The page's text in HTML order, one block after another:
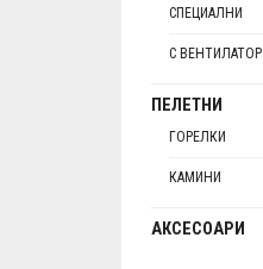
СПЕЦИАЛНИ
С ВЕНТИЛАТОР
ПЕЛЕТНИ
ГОРЕЛКИ
КАМИНИ
АКСЕСОАРИ